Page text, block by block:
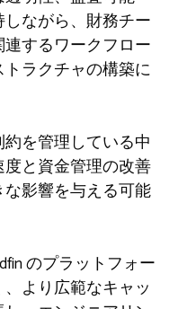
ながら、財務チー
するワークフロー
ラクチャの構築に
を管理している中
と資金管理の改善
影響を与える可能
のプラットフォー
より広範なキャッ